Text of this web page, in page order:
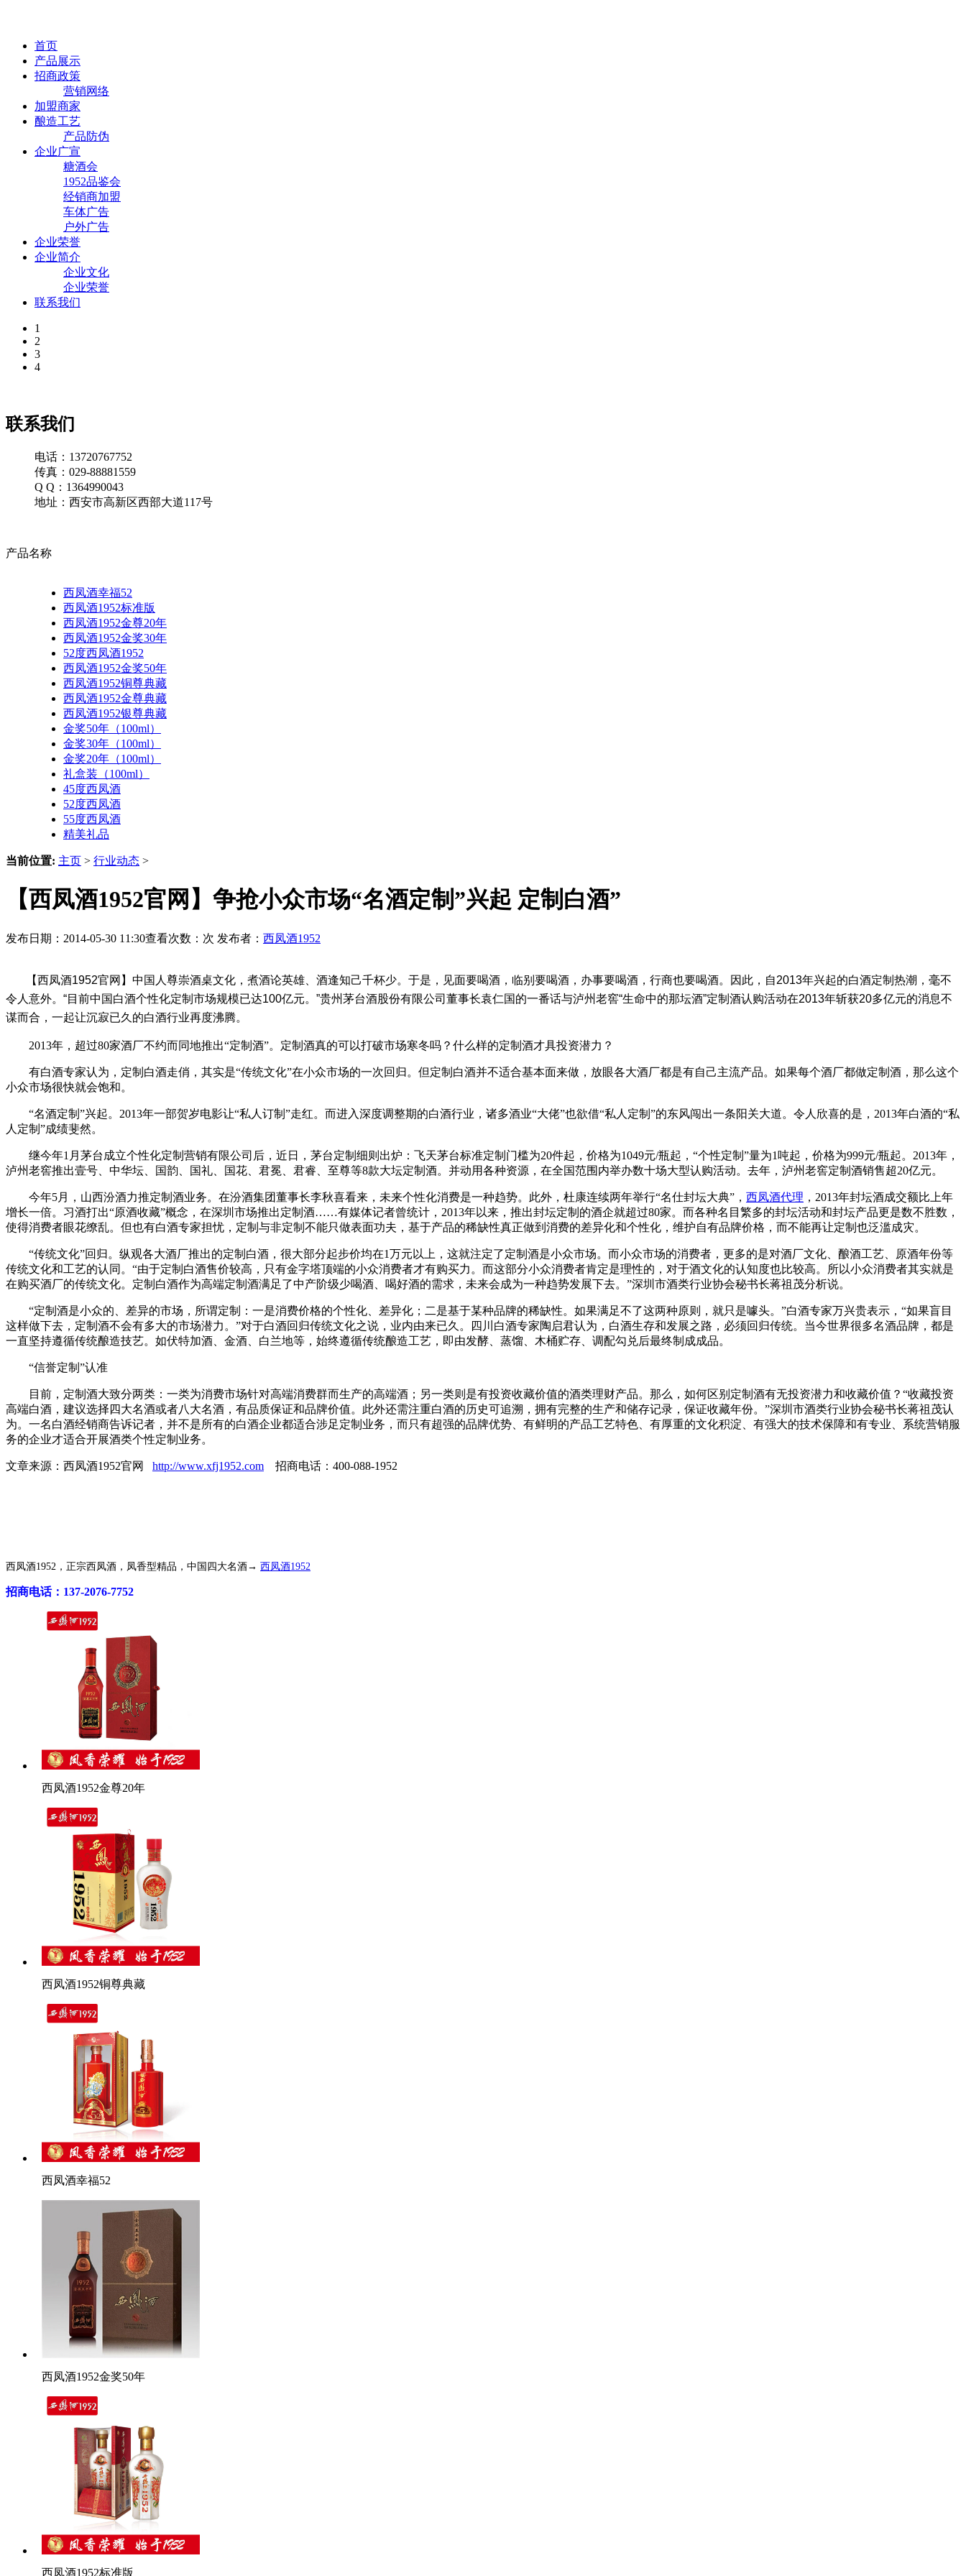
首页
产品展示
招商政策
营销网络
加盟商家
酿造工艺
产品防伪
企业广宣
糖酒会
1952品鉴会
经销商加盟
车体广告
户外广告
企业荣誉
企业简介
企业文化
企业荣誉
联系我们
1
2
3
4
联系我们
电话：13720767752
传真：029-88881559
Q Q：1364990043
地址：西安市高新区西部大道117号
产品名称
西凤酒幸福52
西凤酒1952标准版
西凤酒1952金尊20年
西凤酒1952金奖30年
52度西凤酒1952
西凤酒1952金奖50年
西凤酒1952铜尊典藏
西凤酒1952金尊典藏
西凤酒1952银尊典藏
金奖50年（100ml）
金奖30年（100ml）
金奖20年（100ml）
礼盒装（100ml）
45度西凤酒
52度西凤酒
55度西凤酒
精美礼品
当前位置: 主页 > 行业动态 >
【西凤酒1952官网】争抢小众市场“名酒定制”兴起 定制白酒”
发布日期：2014-05-30 11:30查看次数： 次 发布者： 西凤酒1952
【西凤酒1952官网】中国人尊崇酒桌文化，煮酒论英雄、酒逢知己千杯少。于是，见面要喝酒，临别要喝酒，办事要喝酒，行商也要喝酒。因此，自2013年兴起的白酒定制热潮，毫不
令人意外。 “目前中国白酒个性化定制市场规模已达100亿元。”贵州茅台酒股份有限公司董事长袁仁国的一番话与泸州老窖“生命中的那坛酒”定制酒认购活动在2013年斩获20多亿元的消息不
谋而合，一起让沉寂已久的白酒行业再度沸腾。
2013年，超过80家酒厂不约而同地推出“定制酒”。定制酒真的可以打破市场寒冬吗？什么样的定制酒才具投资潜力？
有白酒专家认为，定制白酒走俏，其实是“传统文化”在小众市场的一次回归。但定制白酒并不适合基本面来做，放眼各大酒厂都是有自己主流产品。如果每个酒厂都做定制酒，那么这个
小众市场很快就会饱和。
“名酒定制”兴起。2013年一部贺岁电影让“私人订制”走红。而进入深度调整期的白酒行业，诸多酒业“大佬”也欲借“私人定制”的东风闯出一条阳关大道。令人欣喜的是，2013年白酒的“私
人定制”成绩斐然。
继今年1月茅台成立个性化定制营销有限公司后，近日，茅台定制细则出炉：飞天茅台标准定制门槛为20件起，价格为1049元/瓶起，“个性定制”量为1吨起，价格为999元/瓶起。2013年，
泸州老窖推出壹号、中华坛、国韵、国礼、国花、君冕、君睿、至尊等8款大坛定制酒。并动用各种资源，在全国范围内举办数十场大型认购活动。去年，泸州老窖定制酒销售超20亿元。
今年5月，山西汾酒力推定制酒业务。在汾酒集团董事长李秋喜看来，未来个性化消费是一种趋势。此外，杜康连续两年举行“名仕封坛大典”， 西凤酒代理 ，2013年封坛酒成交额比上年
增长一倍。习酒打出“原酒收藏”概念，在深圳市场推出定制酒……有媒体记者曾统计，2013年以来，推出封坛定制的酒企就超过80家。而各种名目繁多的封坛活动和封坛产品更是数不胜数，
使得消费者眼花缭乱。但也有白酒专家担忧，定制与非定制不能只做表面功夫，基于产品的稀缺性真正做到消费的差异化和个性化，维护自有品牌价格，而不能再让定制也泛滥成灾。
“传统文化”回归。纵观各大酒厂推出的定制白酒，很大部分起步价均在1万元以上，这就注定了定制酒是小众市场。而小众市场的消费者，更多的是对酒厂文化、酿酒工艺、原酒年份等
传统文化和工艺的认同。“由于定制白酒售价较高，只有金字塔顶端的小众消费者才有购买力。而这部分小众消费者肯定是理性的，对于酒文化的认知度也比较高。所以小众消费者其实就是
在购买酒厂的传统文化。定制白酒作为高端定制酒满足了中产阶级少喝酒、喝好酒的需求，未来会成为一种趋势发展下去。”深圳市酒类行业协会秘书长蒋祖茂分析说。
“定制酒是小众的、差异的市场，所谓定制：一是消费价格的个性化、差异化；二是基于某种品牌的稀缺性。如果满足不了这两种原则，就只是噱头。”白酒专家万兴贵表示，“如果盲目
这样做下去，定制酒不会有多大的市场潜力。”对于白酒回归传统文化之说，业内由来已久。四川白酒专家陶启君认为，白酒生存和发展之路，必须回归传统。当今世界很多名酒品牌，都是
一直坚持遵循传统酿造技艺。如伏特加酒、金酒、白兰地等，始终遵循传统酿造工艺，即由发酵、蒸馏、木桶贮存、调配勾兑后最终制成成品。
“信誉定制”认准
目前，定制酒大致分两类：一类为消费市场针对高端消费群而生产的高端酒；另一类则是有投资收藏价值的酒类理财产品。那么，如何区别定制酒有无投资潜力和收藏价值？“收藏投资
高端白酒，建议选择四大名酒或者八大名酒，有品质保证和品牌价值。此外还需注重白酒的历史可追溯，拥有完整的生产和储存记录，保证收藏年份。”深圳市酒类行业协会秘书长蒋祖茂认
为。一名白酒经销商告诉记者，并不是所有的白酒企业都适合涉足定制业务，而只有超强的品牌优势、有鲜明的产品工艺特色、有厚重的文化积淀、有强大的技术保障和有专业、系统营销服
务的企业才适合开展酒类个性定制业务。
文章来源：西凤酒1952官网 http://www.xfj1952.com 招商电话：400-088-1952
西凤酒1952，正宗西凤酒，凤香型精品，中国四大名酒→ 西凤酒1952
招商电话：137-2076-7752
西凤酒1952金尊20年
西凤酒1952铜尊典藏
西凤酒幸福52
西凤酒1952金奖50年
西凤酒1952标准版